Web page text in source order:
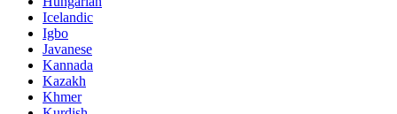
Icelandic
Igbo
Javanese
Kannada
Kazakh
Khmer